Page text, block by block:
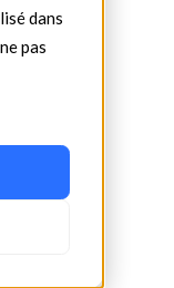
dans
pas